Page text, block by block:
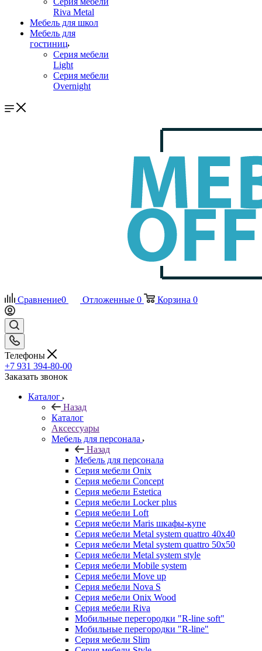
Riva Metal
Мебель для школ
Мебель для
гостиниц
Серия мебели
Light
Серия мебели
Overnight
Сравнение0 Отложенные 0 Корзина 0
Телефоны
+7 931 394-80-00
Заказать звонок
Каталог
Назад
Каталог
Аксессуары
Мебель для персонала
Назад
Мебель для персонала
Серия мебели Onix
Серия мебели Concept
Серия мебели Estetica
Серия мебели Locker plus
Серия мебели Loft
Серия мебели Maris шкафы-купе
Серия мебели Metal system quattro 40x40
Серия мебели Metal system quattro 50x50
Серия мебели Metal system style
Серия мебели Mobile system
Серия мебели Move up
Серия мебели Nova S
Серия мебели Onix Wood
Серия мебели Riva
Мобильные перегородки "R-line soft"
Мобильные перегородки "R-line"
Серия мебели Slim